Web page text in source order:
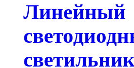
Линейный